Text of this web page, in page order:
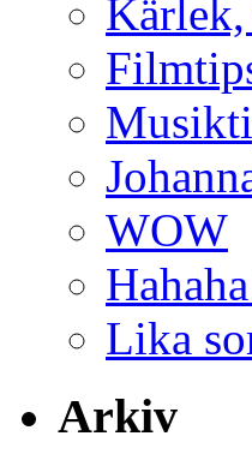
WOW
Lika
Arkiv